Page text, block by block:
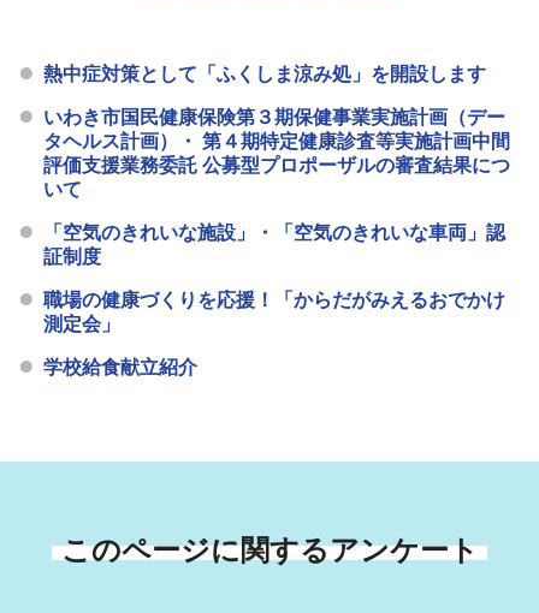
熱中症対策として「ふくしま涼み処」を開設します
いわき市国民健康保険第３期保健事業実施計画（デー
タヘルス計画）・ 第４期特定健康診査等実施計画中間
評価支援業務委託 公募型プロポーザルの審査結果につ
いて
「空気のきれいな施設」・「空気のきれいな車両」認
証制度
職場の健康づくりを応援！「からだがみえるおでかけ
測定会」
学校給食献立紹介
このページに関するアンケート